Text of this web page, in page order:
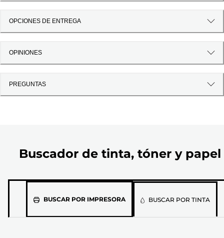
OPCIONES DE ENTREGA
OPINIONES
PREGUNTAS
Buscador de tinta, tóner y papel
BUSCAR POR IMPRESORASeleccionaBUSCAR POR TINTA